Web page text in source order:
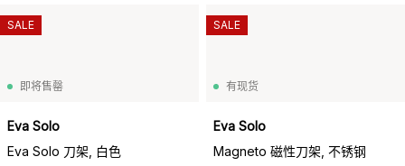
即将售罄
Eva Solo
Eva Solo 刀架, 白色
SALE
有现货
Eva Solo
Magneto 磁性刀架, 不锈钢
SALE